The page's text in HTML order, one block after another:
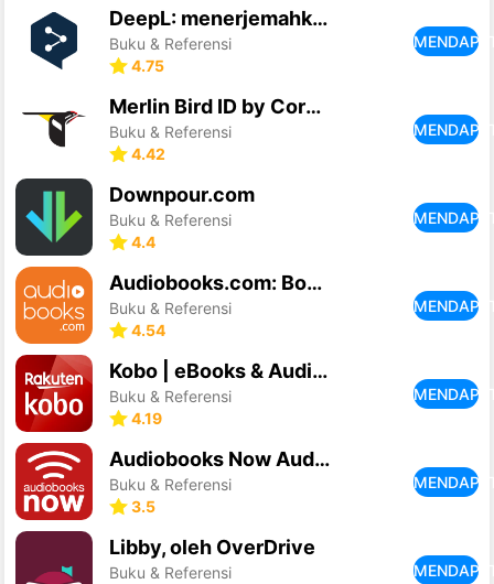
DeepL: menerjemahkan & menulis
Buku & Referensi
4.75
Merlin Bird ID by Cornell Lab
Buku & Referensi
4.42
Downpour.com
Buku & Referensi
4.4
Audiobooks.com: Books & More
Buku & Referensi
4.54
Kobo | eBooks & Audiobooks
Buku & Referensi
4.19
Audiobooks Now Audio Books
Buku & Referensi
3.5
Libby, oleh OverDrive
Buku & Referensi